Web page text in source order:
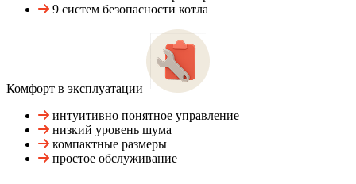
9 систем безопасности котла
Комфорт в эксплуатации
интуитивно понятное управление
низкий уровень шума
компактные размеры
простое обслуживание